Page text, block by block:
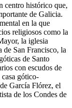
centro histórico que,
de Galicia.​​​
en la que
religiosos como la
la iglesia
de San Francisco, la
de Santo
con escudos de
casa gótico-
García Flórez, el
de los Condes de